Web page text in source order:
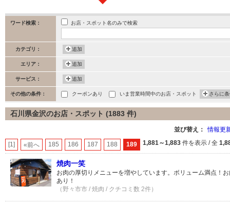
ワード検索： お店・スポット名のみで検索
カテゴリ： 追加
エリア： 追加
サービス： 追加
その他の条件： クーポンあり いま営業時間中のお店・スポット さらに
石川県金沢のお店・スポット (1883 件)
並び替え： 情報更
[1] «前へ 185 186 187 188 189 1,881～1,883 件を表示 / 全
焼肉一笑
お肉の厚切りメニューを増やしています。ボリューム満点！
あり！
（野々市市 / 焼肉 / クチコミ数 2件）